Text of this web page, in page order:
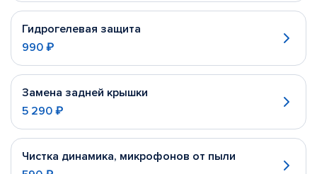
Гидрогелевая защита
990 ₽
Замена задней крышки
5 290 ₽
Чистка динамика, микрофонов от пыли